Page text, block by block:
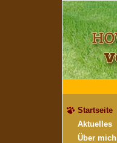
Startseite
Aktuelles
Über mich